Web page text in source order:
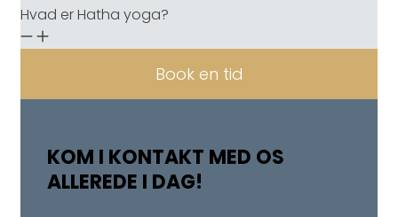
Hvad er Hatha yoga?
Book en tid
KOM I KONTAKT MED OS
ALLEREDE I DAG!